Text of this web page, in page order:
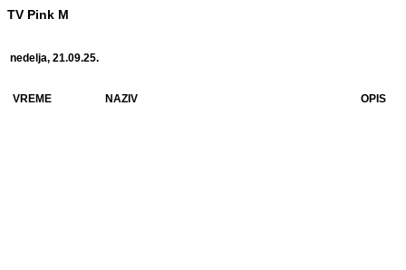
TV Pink M
nedelja, 21.09.25.
VREME NAZIV OPIS